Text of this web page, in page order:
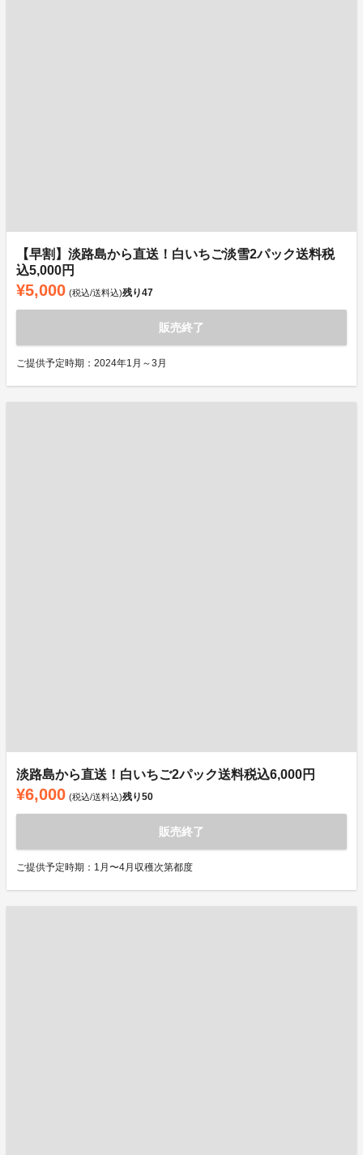
【早割】淡路島から直送！白いちご淡雪2パック送料税
込5,000円
¥5,000 (税込/送料込)残り47
販売終了
ご提供予定時期：2024年1月～3月
淡路島から直送！白いちご2パック送料税込6,000円
¥6,000 (税込/送料込)残り50
販売終了
ご提供予定時期：1月〜4月収穫次第都度